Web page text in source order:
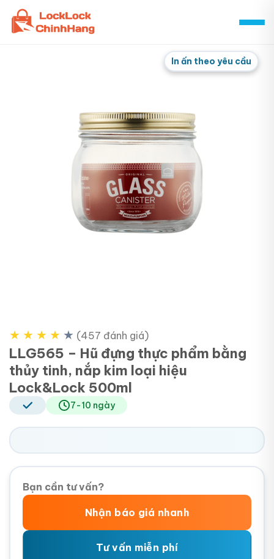
Skip
content
In ấn theo yêu cầu
★ ★ ★ ★ ★ (457 đánh giá)
LLG565 – Hũ đựng thực phẩm bằng
thủy tinh, nắp kim loại hiệu
Lock&Lock 500ml
7-10 ngày
Bạn cần tư vấn?
Nhận báo giá nhanh
Tư vấn miễn phí